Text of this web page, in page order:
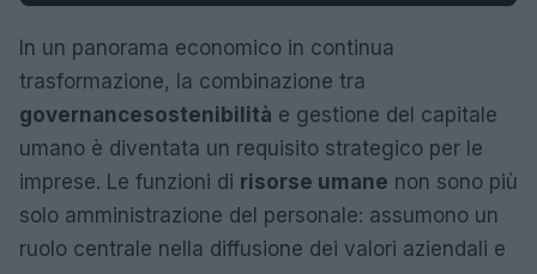
In un panorama economico in continua
trasformazione, la combinazione tra
governancesostenibilità e gestione del capitale
umano è diventata un requisito strategico per le
imprese. Le funzioni di risorse umane non sono più
solo amministrazione del personale: assumono un
ruolo centrale nella diffusione dei valori aziendali e